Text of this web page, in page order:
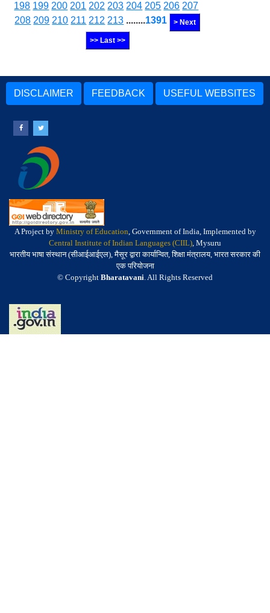
198 199 200 201 202 203 204 205 206 207
208 209 210 211 212 213 ........1391 > Next
>> Last >>
DISCLAIMER FEEDBACK USEFUL WEBSITES
A Project by Ministry of Education, Government of India, Implemented by
Central Institute of Indian Languages (CIIL), Mysuru
भारतीय भाषा संस्थान (सीआईआईएल), मैसूर द्वारा कार्यान्वित, शिक्षा मंत्रालय, भारत सरकार की
एक परियोजना
© Copyright Bharatavani. All Rights Reserved